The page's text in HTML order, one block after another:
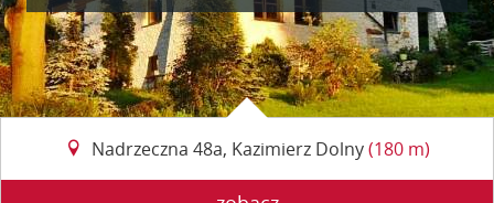
Nadrzeczna 48a, Kazimierz Dolny(180 m)